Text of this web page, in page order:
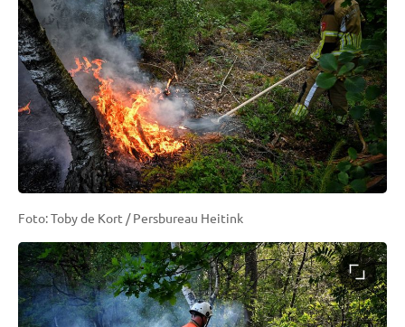
Foto: Toby de Kort / Persbureau Heitink